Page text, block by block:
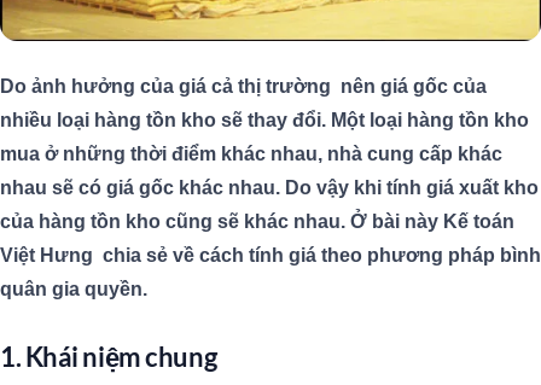
Do ảnh hưởng của giá cả thị trường nên giá gốc của
nhiều loại hàng tồn kho sẽ thay đổi. Một loại hàng tồn kho
mua ở những thời điểm khác nhau, nhà cung cấp khác
nhau sẽ có giá gốc khác nhau. Do vậy khi tính giá xuất kho
của hàng tồn kho cũng sẽ khác nhau. Ở bài này Kế toán
Việt Hưng chia sẻ về cách tính giá theo phương pháp bình
quân gia quyền.
1. Khái niệm chung